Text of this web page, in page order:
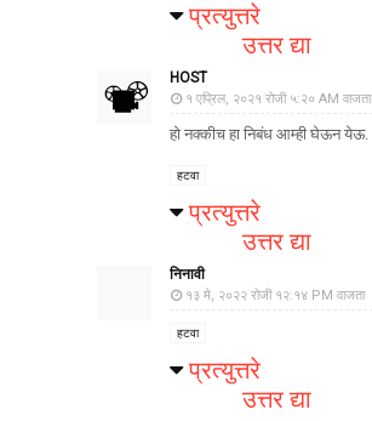
प्रत्युत्तरे
उत्तर द्या
HOST
१ एप्रिल, २०२१ रोजी ५:२० AM वाजता
हो नक्कीच हा निबंध आम्ही घेऊन येऊ.
हटवा
प्रत्युत्तरे
उत्तर द्या
निनावी
१३ मे, २०२२ रोजी १२:१४ PM वाजता
हटवा
प्रत्युत्तरे
उत्तर द्या